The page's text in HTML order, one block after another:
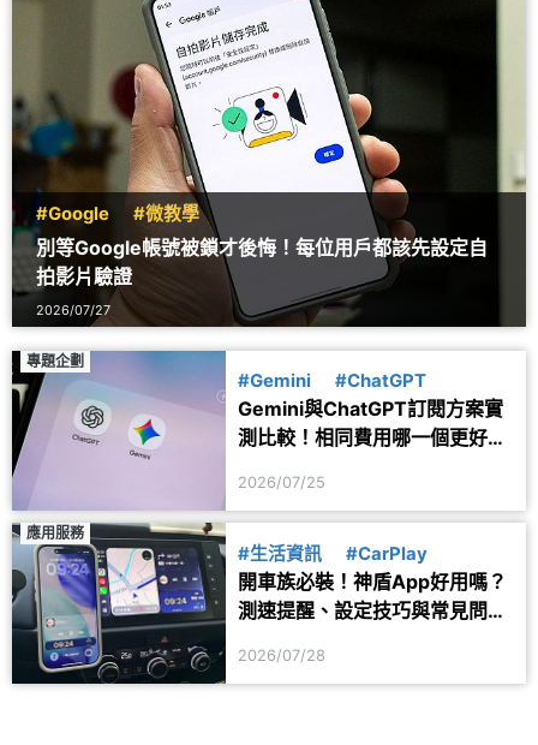
#Google #微教學
別等Google帳號被鎖才後悔！每位用戶都該先設定自
拍影片驗證
2026/07/27
專題企劃
#Gemini #ChatGPT
Gemini與ChatGPT訂閱方案實
測比較！相同費用哪一個更好
2026/07/25
應用服務
#生活資訊 #CarPlay
開車族必裝！神盾App好用嗎？
測速提醒、設定技巧與常見問題
2026/07/28